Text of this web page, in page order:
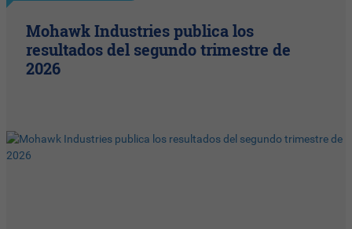
Mohawk Industries publica los
resultados del segundo trimestre de
2026